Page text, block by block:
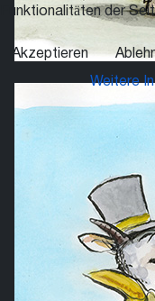
Funktionalitäten der
Akzeptieren
Weitere